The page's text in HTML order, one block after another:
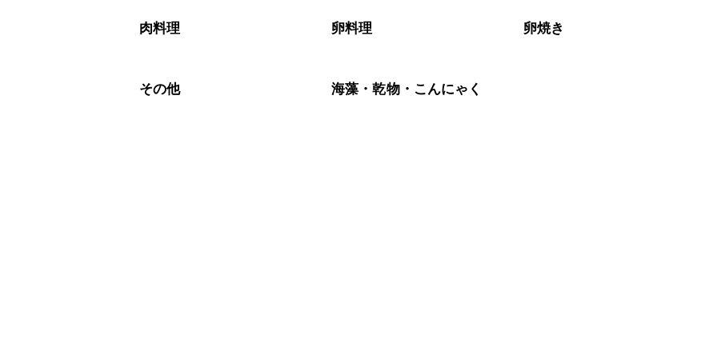
※日持ちは目安です。
肉料理 卵料理 卵焼き
その他 海藻・乾物・こんにゃく